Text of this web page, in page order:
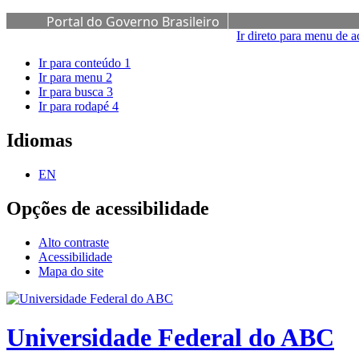
Portal do Governo Brasileiro
Ir direto para menu de
Ir para conteúdo 1
Ir para menu 2
Ir para busca 3
Ir para rodapé 4
Idiomas
EN
Opções de acessibilidade
Alto contraste
Acessibilidade
Mapa do site
Universidade Federal do ABC